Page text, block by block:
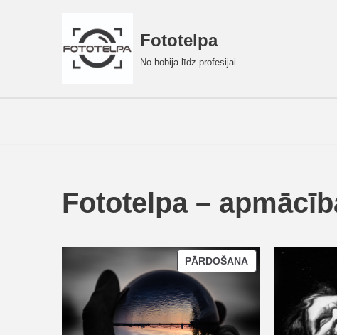
Fototelpa
No hobija līdz profesijai
Fototelpa –
PĀRDOŠANA